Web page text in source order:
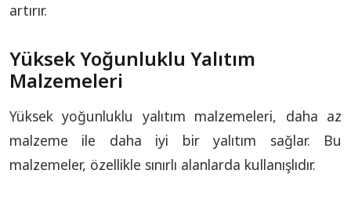
artırır.
Yüksek Yoğunluklu Yalıtım
Malzemeleri
Yüksek yoğunluklu yalıtım malzemeleri, daha az
malzeme ile daha iyi bir yalıtım sağlar. Bu
malzemeler, özellikle sınırlı alanlarda kullanışlıdır.